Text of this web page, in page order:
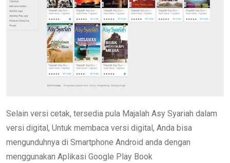
Selain versi cetak, tersedia pula Majalah Asy Syariah dalam
versi digital, Untuk membaca versi digital, Anda bisa
mengunduhnya di Smartphone Android anda dengan
menggunakan Aplikasi Google Play Book